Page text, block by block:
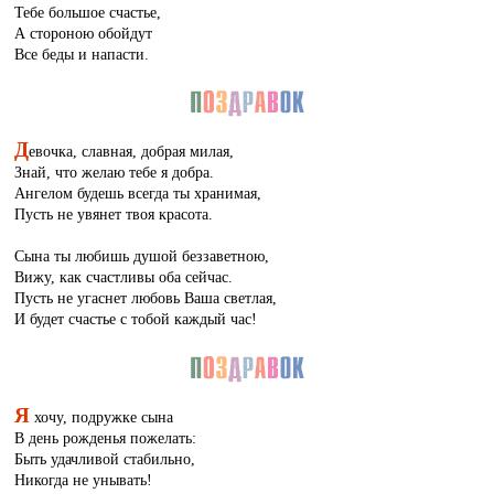
Тебе большое счастье,
А стороною обойдут
Все беды и напасти.
Девочка, славная, добрая милая,
Знай, что желаю тебе я добра.
Ангелом будешь всегда ты хранимая,
Пусть не увянет твоя красота.
Сына ты любишь душой беззаветною,
Вижу, как счастливы оба сейчас.
Пусть не угаснет любовь Ваша светлая,
И будет счастье с тобой каждый час!
Я хочу, подружке сына
В день рожденья пожелать:
Быть удачливой стабильно,
Никогда не унывать!